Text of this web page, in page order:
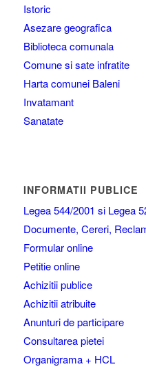
Istoric
Asezare geografica
Biblioteca comunala
Comune si sate infratite
Harta comunei Baleni
Invatamant
Sanatate
INFORMATII PUBLICE
Legea 544/2001 si Legea
Documente, Cereri,
Formular online
Petitie online
Achizitii publice
Achizitii atribuite
Anunturi de participare
Consultarea pietei
Organigrama + HCL